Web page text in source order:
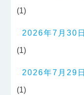
(1)
2026年7月30日
(1)
2026年7月29日
(1)